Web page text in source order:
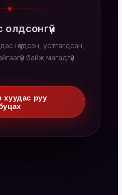
нүүгдсэн, устгагдсан,
байж магадгүй.
хуудас руу